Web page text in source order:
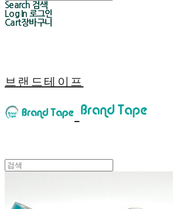
Search 검색
Log In 로그인
Cart장바구니
브랜드테이프